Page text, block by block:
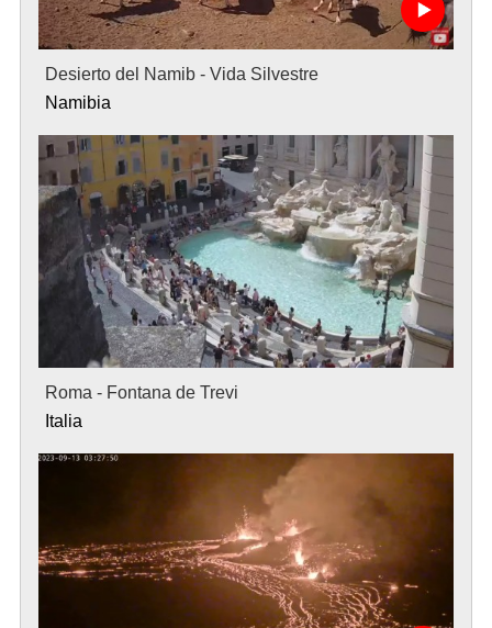
Desierto del Namib - Vida Silvestre
Namibia
Roma - Fontana de Trevi
Italia